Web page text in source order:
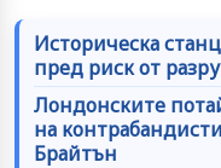
Историческа
пред риск от
Лондонските
на
Брайтън